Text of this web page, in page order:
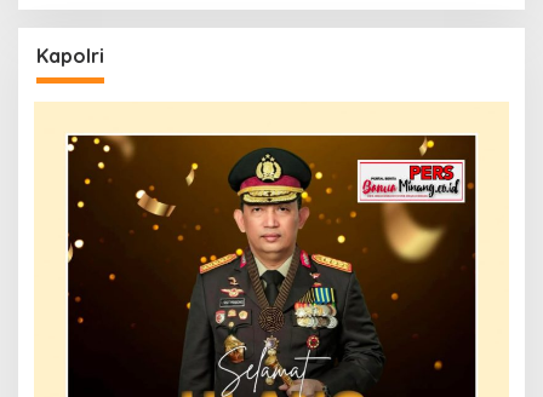
Kapolri